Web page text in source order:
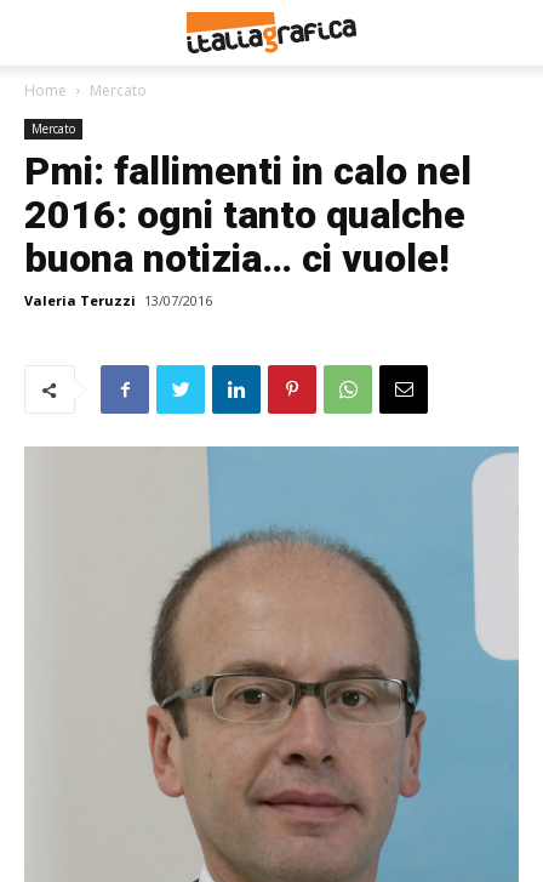
Home Mercato
Mercato
Pmi: fallimenti in calo nel
2016: ogni tanto qualche
buona notizia… ci vuole!
Valeria Teruzzi 13/07/2016